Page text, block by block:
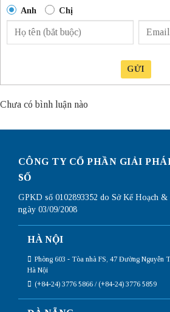
Anh Chị
GỬI
Chưa có bình luận nào
CÔNG TY CỔ PHẦN GIẢI
SỐ
GPKD số 0102893352 do Sở Kế Hoạch
ngày 03/09/2008
HÀ NỘI
Phòng 603 - Tòa nhà FS, 47 Đường Nguyễn
Hà Nội
(+84-24) 3776 5866 / (+84-24) 3776 5859